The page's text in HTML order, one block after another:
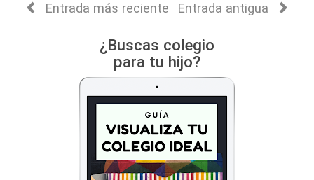
Entrada más reciente Entrada antigua
¿Buscas colegio
para tu hijo?